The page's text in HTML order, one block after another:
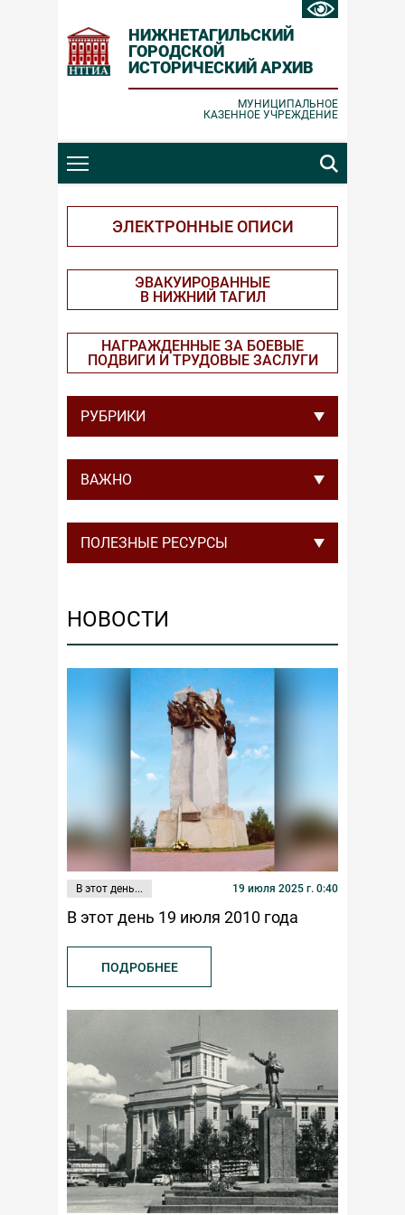
НИЖНЕТАГИЛЬСКИЙ
ГОРОДСКОЙ
ИСТОРИЧЕСКИЙ АРХИВ
МУНИЦИПАЛЬНОЕ
КАЗЕННОЕ УЧРЕЖДЕНИЕ
НОВОСТИ
В этот день... 19 июля 2025 г. 0:40
В этот день 19 июля 2010 года
ПОДРОБНЕЕ
ЭЛЕКТРОННЫЕ ОПИСИ
ЭВАКУИРОВАННЫЕ
В НИЖНИЙ ТАГИЛ
НАГРАЖДЕННЫЕ ЗА БОЕВЫЕ
ПОДВИГИ И ТРУДОВЫЕ ЗАСЛУГИ
РУБРИКИ
ВАЖНО
ПОЛЕЗНЫЕ РЕСУРСЫ
Заявка принята
Ошибка отправки
Проверьте корректность вводимых
данных и повторите попытку.